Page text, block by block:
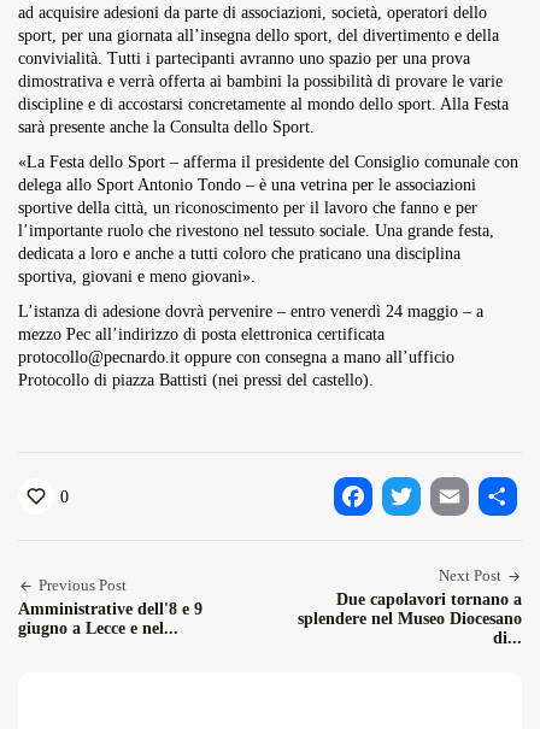
ad acquisire adesioni da parte di associazioni, società, operatori dello
sport, per una giornata all’insegna dello sport, del divertimento e della
convivialità. Tutti i partecipanti avranno uno spazio per una prova
dimostrativa e verrà offerta ai bambini la possibilità di provare le varie
discipline e di accostarsi concretamente al mondo dello sport. Alla Festa
sarà presente anche la Consulta dello Sport.
«La Festa dello Sport – afferma il presidente del Consiglio comunale con
delega allo Sport Antonio Tondo – è una vetrina per le associazioni
sportive della città, un riconoscimento per il lavoro che fanno e per
l’importante ruolo che rivestono nel tessuto sociale. Una grande festa,
dedicata a loro e anche a tutti coloro che praticano una disciplina
sportiva, giovani e meno giovani».
L’istanza di adesione dovrà pervenire – entro venerdì 24 maggio – a
mezzo Pec all’indirizzo di posta elettronica certificata
protocollo@pecnardo.it oppure con consegna a mano all’ufficio
Protocollo di piazza Battisti (nei pressi del castello).
0
Previous Post
Amministrative dell'8 e 9
giugno a Lecce e nel...
Next Post
Due capolavori tornano a
splendere nel Museo Diocesano
di...